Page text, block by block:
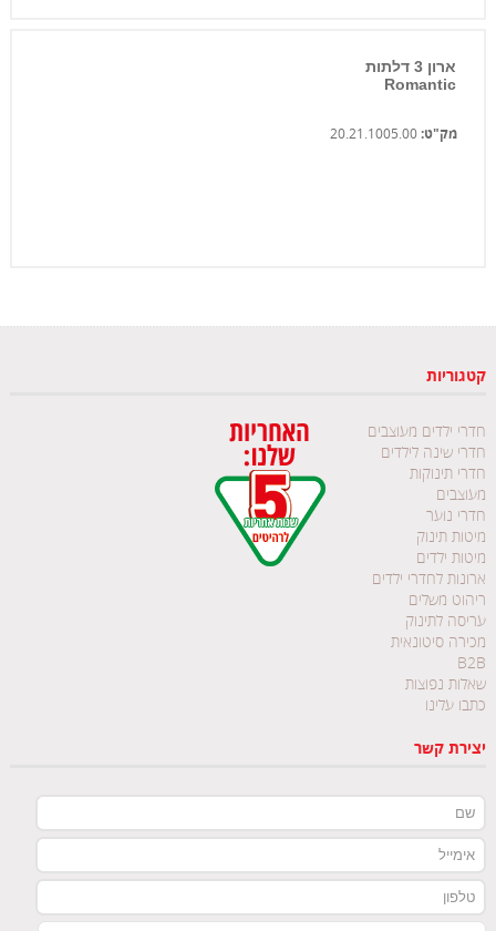
ארון 3 דלתות
Romantic
מק"ט:20.21.1005.00
קטגוריות
חדרי ילדים מעוצבים
חדרי שינה לילדים
חדרי תינוקות
מעוצבים
חדרי נוער
מיטות תינוק
מיטות ילדים
ארונות לחדרי ילדים
ריהוט משלים
עריסה לתינוק
מכירה סיטונאית
B2B
שאלות נפוצות
כתבו עלינו
יצירת קשר